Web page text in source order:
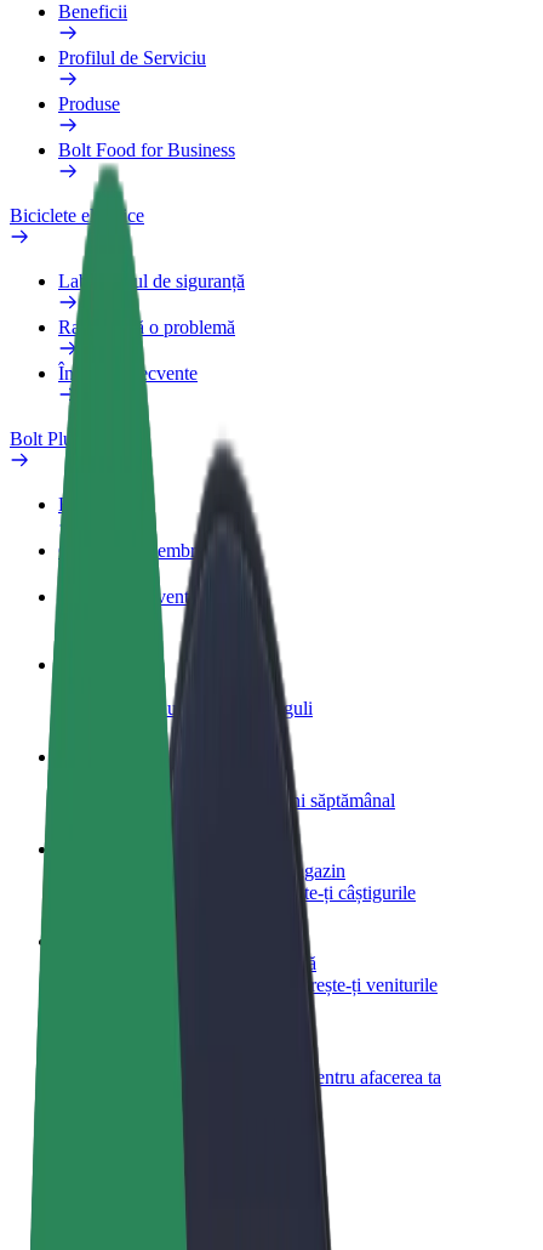
Beneficii
Profilul de Serviciu
Produse
Bolt Food for Business
Biciclete electrice
Laboratorul de siguranță
Raportează o problemă
Întrebări frecvente
Bolt Plus
Beneficii
Cum devii membru
Întrebări frecvente
Câștigă bani după propriile reguli
Livrează mâncare și câștigă bani săptămânal
Adaugă un restaurant sau un magazin
Obține mai mulți clienți și mărește-ți câștigurile
Înscrie-te ca administrator de flotă
Înregistrează-ți flota la Bolt și mărește-ți veniturile
Produse și servicii Bolt adaptate pentru afacerea ta